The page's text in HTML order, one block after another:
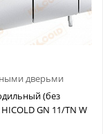
дверьми
(без
GN 11/TN W